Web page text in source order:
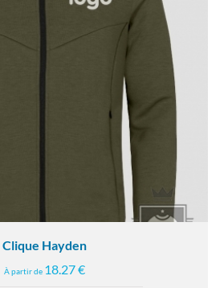
Clique Hayden
À partir de 18.27 €